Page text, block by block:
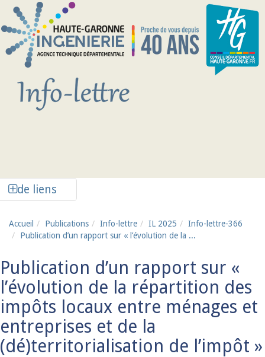
Aller au contenu principal
de liens
Accueil Publications Info-lettre IL 2025
Info-lettre-366
Publication d’un rapport sur « l’évolution de la ...
Publication d’un rapport sur «
l’évolution de la répartition des
impôts locaux entre ménages et
entreprises et de la
(dé)territorialisation de l’impôt »